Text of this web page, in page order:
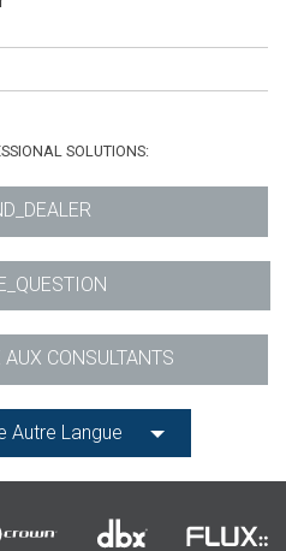
SOLUTIONS:
CONSULTANTS
Autre Langue